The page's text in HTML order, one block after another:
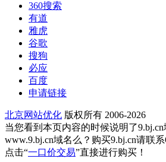
360搜索
有道
雅虎
谷歌
搜狗
必应
百度
申请链接
北京网站优化 版权所有 2006-2026
当您看到本页内容的时候说明了
www.9.bj.cn域名么？购买9.bj.cn请联
点击“一口价交易”直接进行购买！